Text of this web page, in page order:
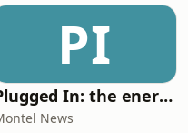
PI
Plugged In: the energy news podcast
News